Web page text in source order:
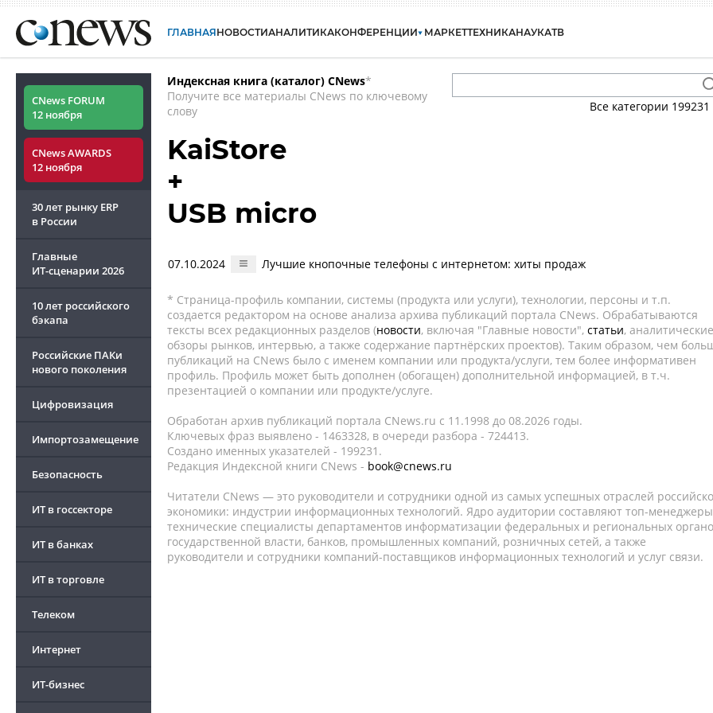
ГЛАВНАЯНОВОСТИАНАЛИТИКАКОНФЕРЕНЦИИ МАРКЕТТЕХНИКАНАУКАТВ
CNews FORUM
12 ноября
CNews AWARDS
12 ноября
30 лет рынку ERP
в России
Главные
ИТ-сценарии 2026
10 лет российского
бэкапа
Российские ПАКи
нового поколения
Цифровизация
Импортозамещение
Безопасность
ИТ в госсекторе
ИТ в банках
ИТ в торговле
Телеком
Интернет
ИТ-бизнес
Индексная книга (каталог) CNews*
Получите все материалы CNews по ключевому
слову
Все категории 199231
KaiStore
+
USB micro
07.10.2024 Лучшие кнопочные телефоны с интернетом: хиты продаж
* Страница-профиль компании, системы (продукта или услуги), технологии, персоны и т.п.
создается редактором на основе анализа архива публикаций портала CNews. Обрабатываются
тексты всех редакционных разделов (новости, включая "Главные новости", статьи, аналитические
обзоры рынков, интервью, а также содержание партнёрских проектов). Таким образом, чем
публикаций на CNews было с именем компании или продукта/услуги, тем более информативен
профиль. Профиль может быть дополнен (обогащен) дополнительной информацией, в т.ч.
презентацией о компании или продукте/услуге.
Обработан архив публикаций портала CNews.ru c 11.1998 до 08.2026 годы.
Ключевых фраз выявлено - 1463328, в очереди разбора - 724413.
Создано именных указателей - 199231.
Редакция Индексной книги CNews - book@cnews.ru
Читатели CNews — это руководители и сотрудники одной из самых успешных отраслей
экономики: индустрии информационных технологий. Ядро аудитории составляют топ-
технические специалисты департаментов информатизации федеральных и региональных
государственной власти, банков, промышленных компаний, розничных сетей, а также
руководители и сотрудники компаний-поставщиков информационных технологий и услуг связи.